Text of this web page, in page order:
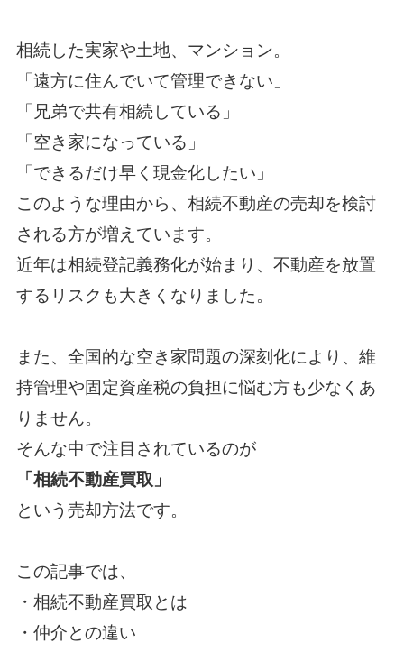
相続した実家や土地、マンション。
「遠方に住んでいて管理できない」
「兄弟で共有相続している」
「空き家になっている」
「できるだけ早く現金化したい」
このような理由から、相続不動産の売却を検討
される方が増えています。
近年は相続登記義務化が始まり、不動産を放置
するリスクも大きくなりました。
また、全国的な空き家問題の深刻化により、維
持管理や固定資産税の負担に悩む方も少なくあ
りません。
そんな中で注目されているのが
「相続不動産買取」
という売却方法です。
この記事では、
・相続不動産買取とは
・仲介との違い